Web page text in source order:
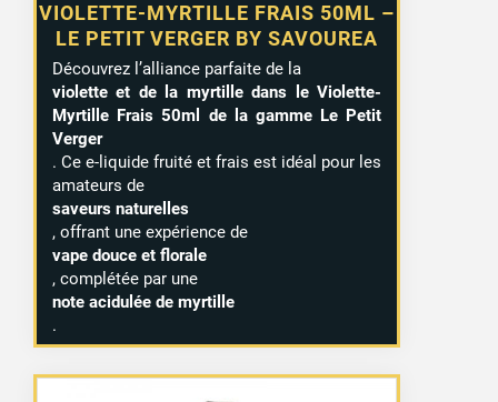
VIOLETTE-MYRTILLE FRAIS 50ML –
LE PETIT VERGER BY SAVOUREA
Découvrez l’alliance parfaite de la
violette et de la myrtille dans le Violette-
Myrtille Frais 50ml de la gamme Le Petit
Verger
. Ce e-liquide fruité et frais est idéal pour les
amateurs de
saveurs naturelles
, offrant une expérience de
vape douce et florale
, complétée par une
note acidulée de myrtille
.